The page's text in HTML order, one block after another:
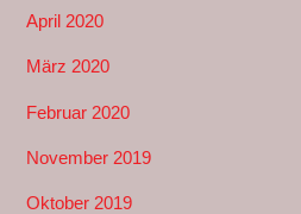
April 2020
März 2020
Februar 2020
November 2019
Oktober 2019